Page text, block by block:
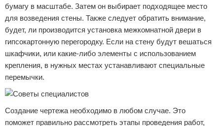
бумагу в масштабе. Затем он выбирает подходящее место
для возведения стены. Также следует обратить внимание,
будет, ли производится установка межкомнатной двери в
гипсокартонную перегородку. Если на стену будут вешаться
шкафчики, или какие-либо элементы с использованием
крепления, в нужных местах устанавливают специальные
перемычки.
Создание чертежа необходимо в любом случае. Это
поможет правильно рассмотреть этапы проведения работ,